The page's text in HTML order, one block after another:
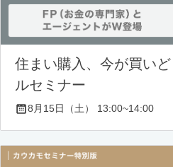
住まい購入、今が買い
ルセミナー
8月15日（土） 13:00~14:00